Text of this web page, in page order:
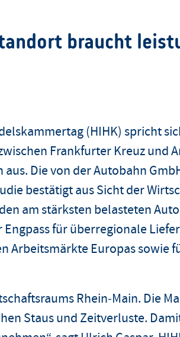
braucht
(HIHK) spricht
Frankfurter Kreuz und
aus. Die von der Autobahn
bestätigt aus Sicht der
am stärksten belasteten
für überregionale
Arbeitsmärkte Europas sowie
Rhein‑Main. Die
Staus und Zeitverluste.